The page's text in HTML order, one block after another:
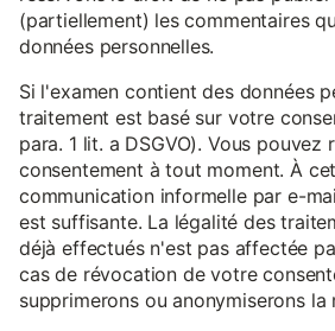
(partiellement) les commentaires
données personnelles.
Si l'examen contient des données
traitement est basé sur votre
para. 1 lit. a DSGVO). Vous pouvez
consentement à tout moment. À
communication informelle par e-
est suffisante. La légalité des
déjà effectués n'est pas affectée
cas de révocation de votre
supprimerons ou anonymiserons la